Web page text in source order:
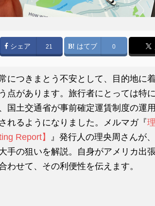
シェア 21 はてブ 0
につきまとう不安として、目的地に
点があります。旅行者にとっては特
国土交通省が事前確定運賃制度の運
れるようになりました。メルマガ『
Report】
』発行人の理央周さんが
手の狙いを解説。自身がアメリカ出
わせて、その利便性を伝えます。